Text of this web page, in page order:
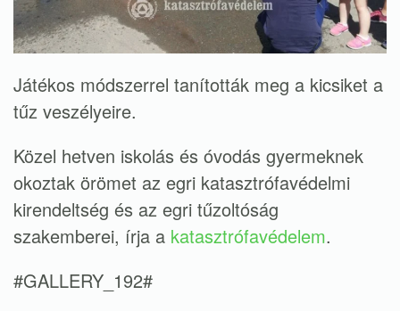
Játékos módszerrel tanították meg a kicsiket a
tűz veszélyeire.
Közel hetven iskolás és óvodás gyermeknek
okoztak örömet az egri katasztrófavédelmi
kirendeltség és az egri tűzoltóság
szakemberei, írja a katasztrófavédelem.
#GALLERY_192#